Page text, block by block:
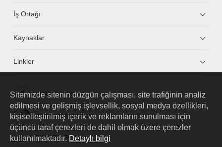
İş Ortağı
Kaynaklar
Linkler
HUAWEI eKit App
Huawei HiKnow App
HUAWEI eFly App
Sitemizde sitenin düzgün çalışması, site trafiğinin analiz
edilmesi ve gelişmiş işlevsellik, sosyal medya özellikleri,
kişiselleştirilmiş içerik ve reklamların sunulması için
üçüncü taraf çerezleri de dahil olmak üzere çerezler
kullanılmaktadır. Detaylı bilgi